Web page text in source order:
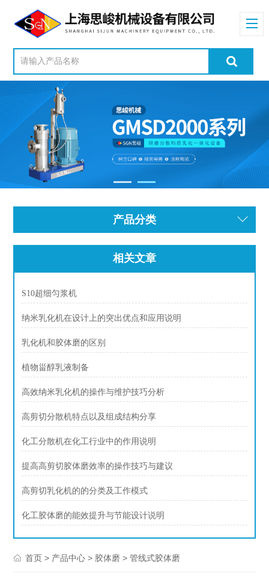
产品分类
相关文章
S10超细匀浆机
纳米乳化机在设计上的突出优点和应用说明
乳化机和胶体磨的区别
植物甾醇乳液制备
高效纳米乳化机的操作与维护技巧分析
高剪切分散机特点以及组成结构分享
化工分散机在化工行业中的作用说明
提高高剪切胶体磨效率的操作技巧与建议
高剪切乳化机的的分类及工作模式
化工胶体磨的能效提升与节能设计说明
首页 > 产品中心 > 胶体磨 >管线式胶体磨